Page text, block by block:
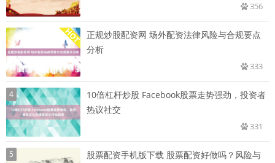
356
正规炒股配资网 场外配资法律风险与合规要点
分析
333
4
10倍杠杆炒股 Facebook股票走势强劲，投资者
热议社交
331
5
股票配资手机版下载 股票配资好做吗？风险与